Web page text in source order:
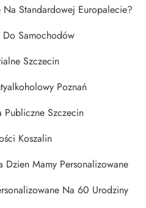
Na Standardowej Europalecie?
Samochodów
Szczecin
Poznań
Publiczne Szczecin
Koszalin
Dzien Mamy Personalizowane
Na 60 Urodziny